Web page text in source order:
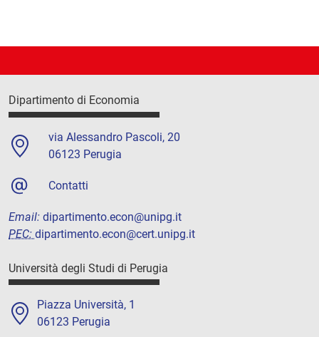
Dipartimento di Economia
via Alessandro Pascoli, 20
06123 Perugia
Contatti
Email: dipartimento.econ@unipg.it
PEC: dipartimento.econ@cert.unipg.it
Università degli Studi di Perugia
Piazza Università, 1
06123 Perugia